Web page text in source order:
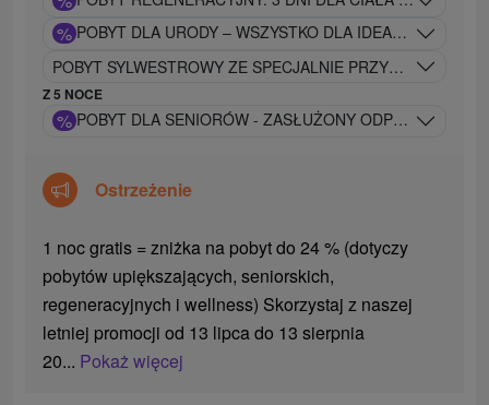
% POBYT DLA URODY – WSZYSTKO DLA IDEALNEGO
POBYT SYLWESTROWY ZE SPECJALNIE
Z 5 NOCE
% POBYT DLA SENIORÓW - ZASŁUŻONY ODPOCZYNEK I
Ostrzeżenie
1 noc gratis = zniżka na pobyt do 24 % (dotyczy
pobytów upiększających, seniorskich,
regeneracyjnych i wellness) Skorzystaj z naszej
letniej promocji od 13 lipca do 13 sierpnia
20... Pokaż więcej